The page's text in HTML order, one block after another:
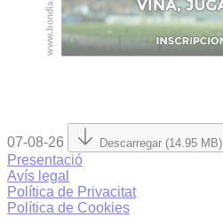
07-08-26 Descarregar (14.95 MB)
Presentació
Avís legal
Política de Privacitat
Política de Cookies